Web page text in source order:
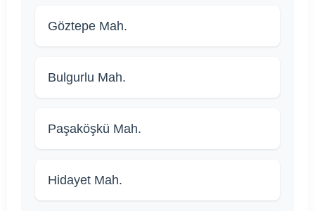
Göztepe Mah.
Bulgurlu Mah.
Paşaköşkü Mah.
Hidayet Mah.